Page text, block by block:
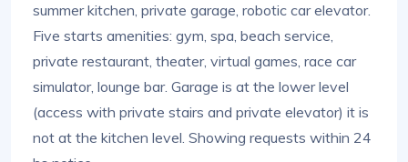
summer kitchen, private garage, robotic car elevator.
Five starts amenities: gym, spa, beach service,
private restaurant, theater, virtual games, race car
simulator, lounge bar. Garage is at the lower level
(access with private stairs and private elevator) it is
not at the kitchen level. Showing requests within 24